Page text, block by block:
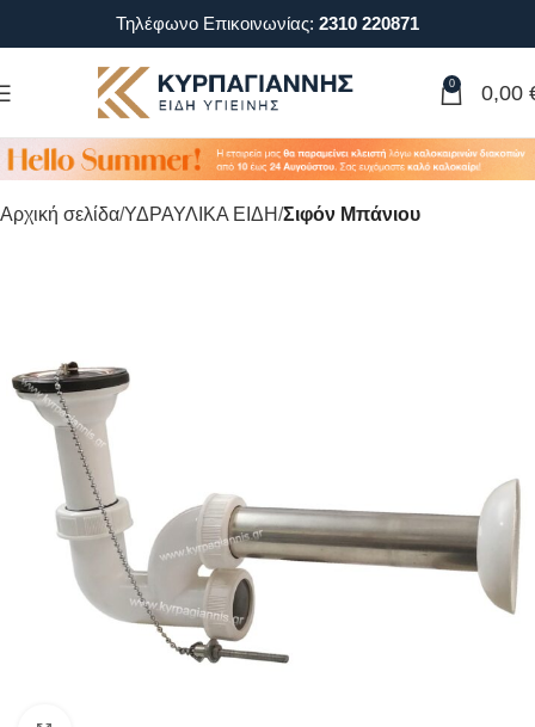
Τηλέφωνο Επικοινωνίας: 2310 220871
0 0,00
Αρχική σελίδα ΥΔΡΑΥΛΙΚΑ ΕΙΔΗ Σιφόν Μπάνιου